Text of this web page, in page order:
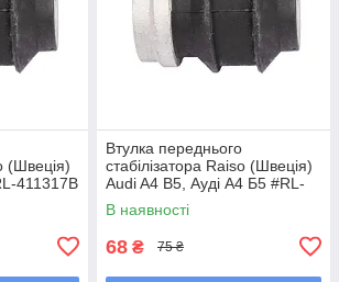
(Швеція)
411317B
Втулка переднього
стабілізатора Raiso (Швеція)
Audi A4 B5, Ауді А4 Б5 #RL-
411317B UALLUPZ7
В наявності
68 ₴ 75 ₴